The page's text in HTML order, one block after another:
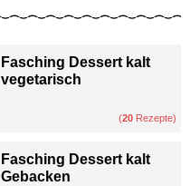
Fasching Dessert kalt
vegetarisch
(20 Rezepte)
Fasching Dessert kalt
Gebacken